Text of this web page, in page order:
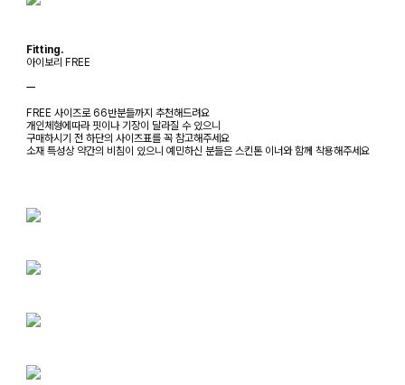
Fitting.
아이보리 FREE
ㅡ
FREE 사이즈로 66반분들까지 추천해드려요
개인체형에따라 핏이나 기장이 달라질 수 있으니
구매하시기 전 하단의 사이즈표를 꼭 참고해주세요
소재 특성상 약간의 비침이 있으니 예민하신 분들은 스킨톤 이너와 함께 착용해주세요